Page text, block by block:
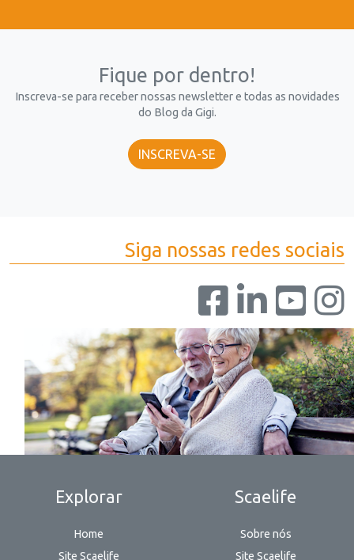
Fique por dentro!
Inscreva-se para receber nossas newsletter e todas as novidades
do Blog da Gigi.
INSCREVA-SE
Siga nossas redes sociais
Explorar
Home
Site Scaelife
Scaelife
Sobre nós
Site Scaelife